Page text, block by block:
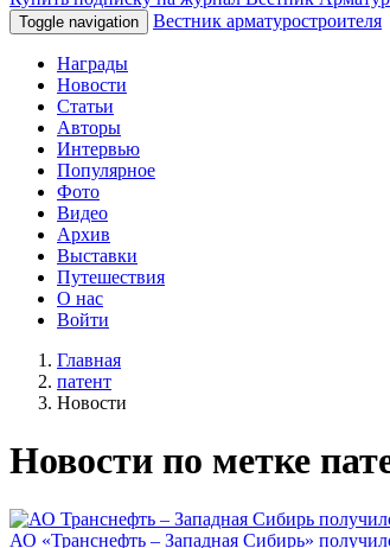
Toggle navigation Вестник арматуростроителя
Награды
Новости
Статьи
Авторы
Интервью
Популярное
Фото
Видео
Архив
Выставки
Путешествия
О нас
Войти
Главная
патент
Новости
Новости по метке
АО «Транснефть – Западная Сибирь»